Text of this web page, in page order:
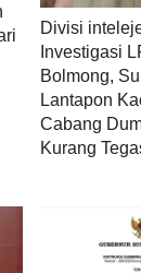
Divisi
Investigasi
Bolmong,
Lantapon
Cabang
Kurang